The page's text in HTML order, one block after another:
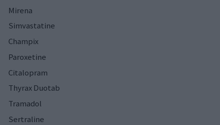
Mirena
Simvastatine
Champix
Paroxetine
Citalopram
Thyrax Duotab
Tramadol
Sertraline